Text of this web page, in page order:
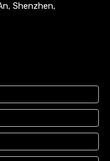
Shenzhen,